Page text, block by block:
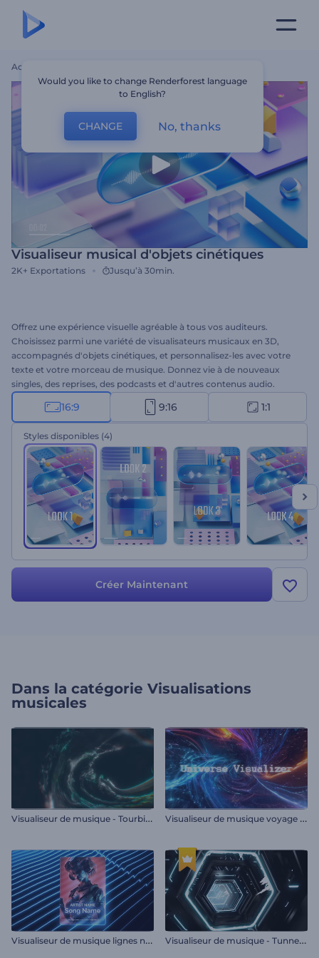
Accueil
Visualiseur musical d'objets cinétiques
2K+ Exportations Jusqu’à 30min.
Offrez une expérience visuelle agréable à tous vos auditeurs.
Choisissez parmi une variété de visualisateurs musicaux en 3D,
accompagnés d'objets cinétiques, et personnalisez-les avec votre
texte et votre morceau de musique. Donnez vie à de nouveaux
singles, des reprises, des podcasts et d'autres contenus audio.
Créez par vous-même !
16:9 9:16 1:1
Styles disponibles (4)
Créer Maintenant
Dans la catégorie Visualisations
musicales
V
isualiseur de musique - Tourbillon abstrait V
isualiseur de musique voyage galactique
V
isualiseur de musique lignes néon V
isualiseur de musique - Tunnel hexagonal
Would you like to change Renderforest language
to English?
CHANGE No, thanks